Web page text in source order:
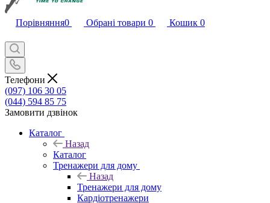
Порівняння0 Обрані товари 0 Кошик 0
Телефони
(097) 106 30 05
(044) 594 85 75
Замовити дзвінок
Каталог
Назад
Каталог
Тренажери для дому
Назад
Тренажери для дому
Кардіотренажери